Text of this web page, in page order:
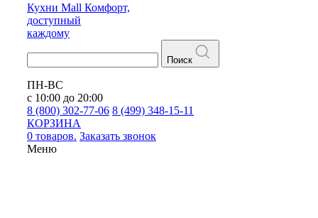
Кухни Mall Комфорт,
доступный
каждому
Поиск
ПН-ВС
с 10:00 до 20:00
8 (800) 302-77-06 8 (499) 348-15-11
КОРЗИНА
0 товаров. Заказать звонок
Меню